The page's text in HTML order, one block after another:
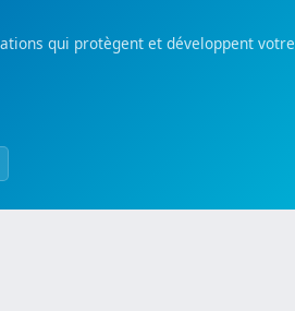
qui protègent et développent votre